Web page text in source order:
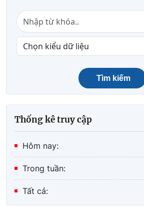
Tìm kiếm
Thống kê truy cập
Hôm nay:
Trong tuần:
Tất cả: